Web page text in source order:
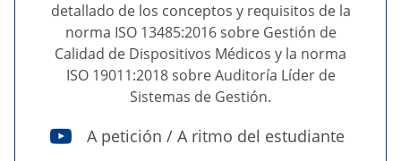
detallado de los conceptos y requisitos de la
norma ISO 13485:2016 sobre Gestión de
Calidad de Dispositivos Médicos y la norma
ISO 19011:2018 sobre Auditoría Líder de
Sistemas de Gestión.
A petición / A ritmo del estudiante